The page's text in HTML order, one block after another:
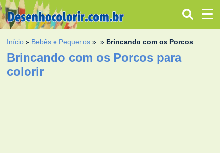
Início » Bebês e Pequenos » » Brincando com os Porcos
Brincando com os Porcos para
colorir